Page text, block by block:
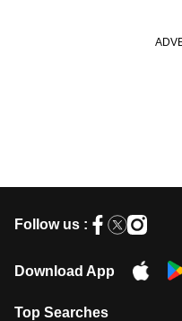
Follow us :
Download App
Top Searches